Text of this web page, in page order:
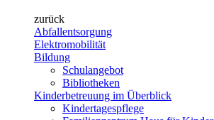
zurück
Abfallentsorgung
Elektromobilität
Bildung
Schulangebot
Bibliotheken
Kinderbetreuung im Überblick
Kindertagespflege